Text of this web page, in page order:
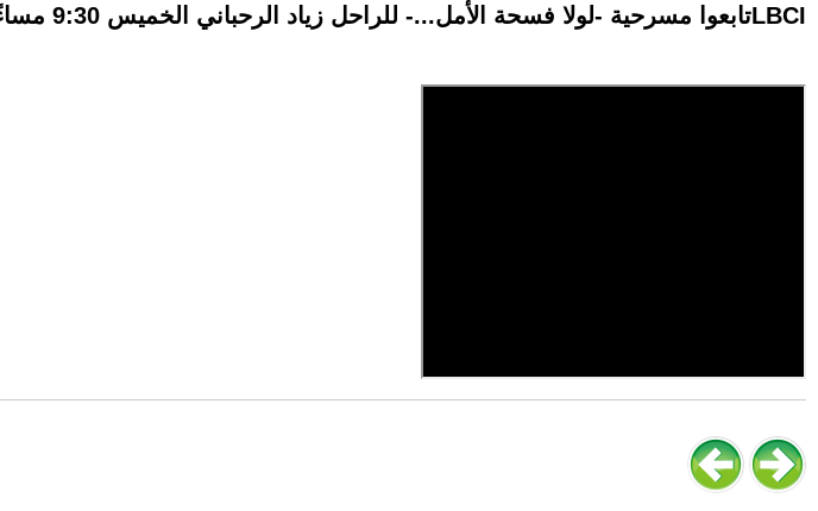
تابعوا مسرحية -لولا فسحة الأمل...- للراحل زياد الرحباني الخميس 9:30 مساءً عبر شاشة الـLBCI